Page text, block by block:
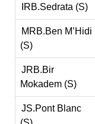
IRB.Sedrata (S)
MRB.Ben M’Hidi
(S)
JRB.Bir
Mokadem (S)
JS.Pont Blanc